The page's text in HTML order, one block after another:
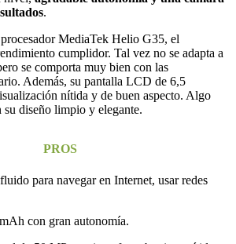
.
MediaTek Helio G35, el
cumplidor. Tal vez no se adapta a
se comporta muy bien con las
Además, su pantalla LCD de 6,5
nítida y de buen aspecto. Algo
su diseño limpio y elegante.
PROS
para navegar en Internet, usar redes
con gran autonomía.